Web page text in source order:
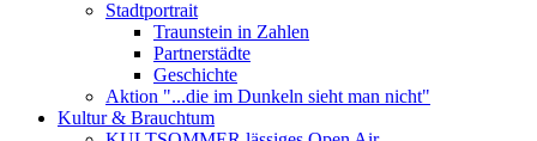
Stadtportrait
Traunstein in Zahlen
Partnerstädte
Geschichte
Aktion "...die im Dunkeln sieht man nicht"
Kultur & Brauchtum